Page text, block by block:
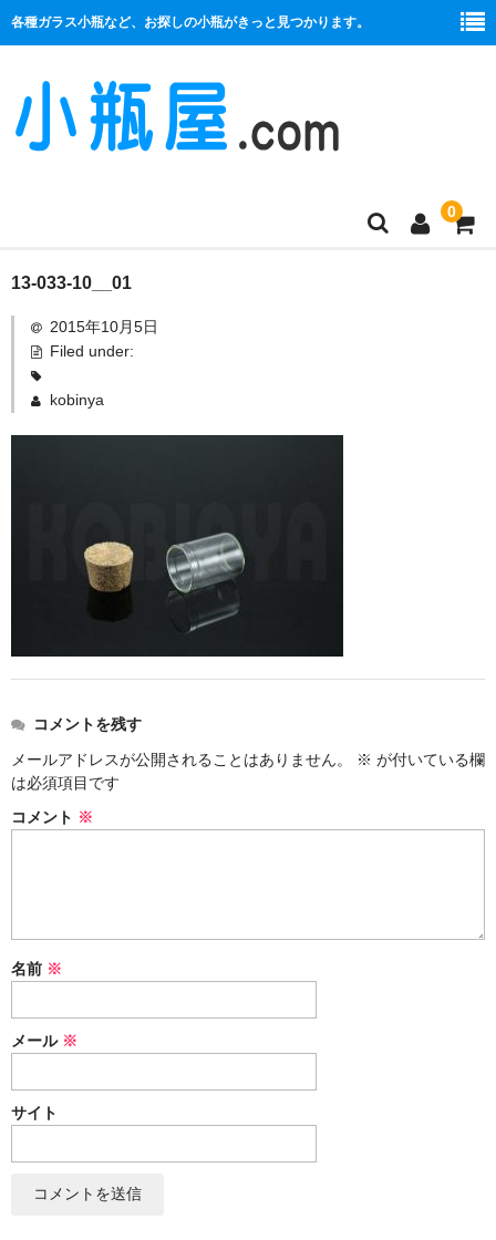
各種ガラス小瓶など、お探しの小瓶がきっと見つかります。
0
商品一覧
絞り口
コルク栓
ふた付き
単品
セット
アウトレット
お問い合わせ
13-033-10__01
2015年10月5日
Filed under:
kobinya
コメントを残す
メールアドレスが公開されることはありません。
※ が付いている欄
は必須項目です
コメント ※
名前 ※
メール ※
サイト